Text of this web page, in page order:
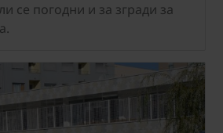
се погодни и за згради за